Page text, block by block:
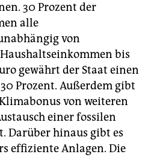
30 Prozent der
alle
von
bis
gewährt der Staat einen
Prozent. Außerdem gibt
von weiteren
einer fossilen
Darüber hinaus gibt es
effiziente Anlagen. Die